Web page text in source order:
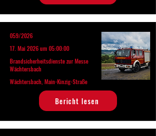
059/2026
17. Mai 2026 um 05:00:00
Brandsicherheitsdienste zur Messe
Wächtersbach
Wächtersbach, Main-Kinzig-Straße
Bericht lesen